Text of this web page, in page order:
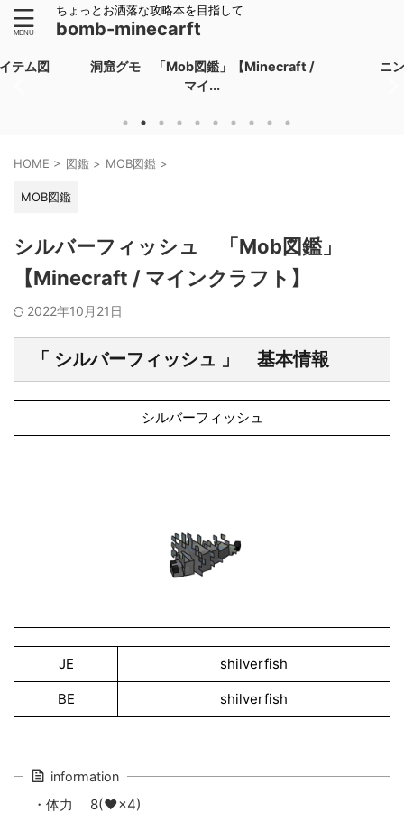
ちょっとお洒落な攻略本を目指して
bomb-minecarft
テム図
洞窟グモ 「Mob図鑑」【Minecraft /
マイ...
ニ
HOME > 図鑑 > MOB図鑑 >
MOB図鑑
シルバーフィッシュ 「Mob図鑑」
【Minecraft / マインクラフト】
2022年10月21日
「 シルバーフィッシュ 」 基本情報
シルバーフィッシュ
JE shilverfish
BE shilverfish
information
・体力 8(♥×4)